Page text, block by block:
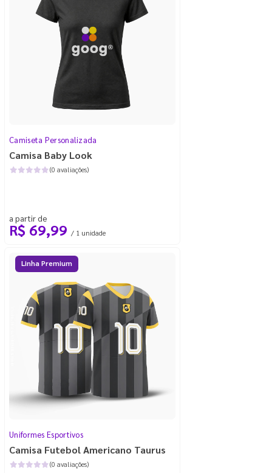
Camiseta Personalizada
Camisa Baby Look
(0 avaliações)
a partir de
R$ 69,99 / 1 unidade
Linha Premium
Uniformes Esportivos
Camisa Futebol Americano Taurus
(0 avaliações)